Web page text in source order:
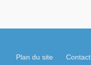
Plan du site Contact